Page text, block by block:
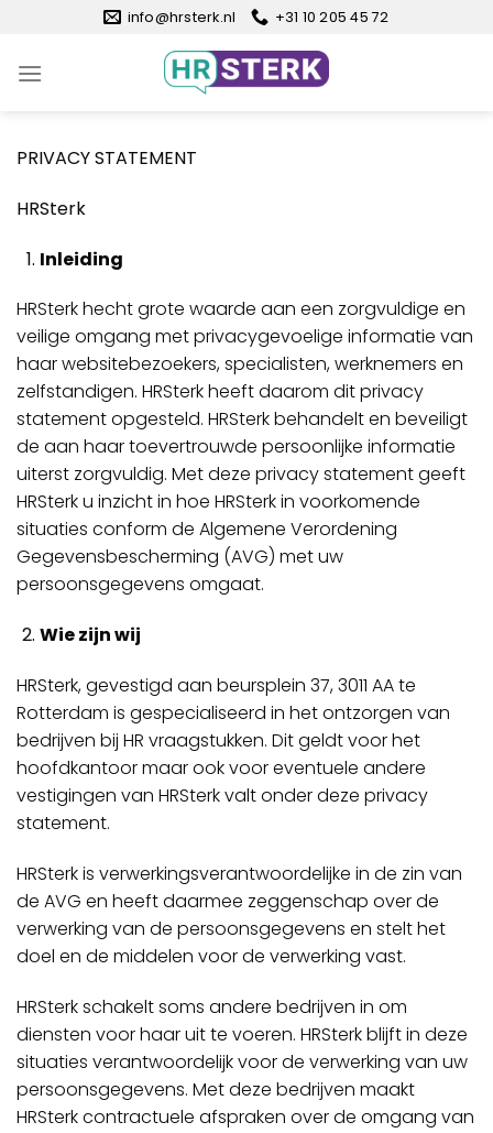
inhoud
info@hrsterk.nl +31 10 205 45 72
PRIVACY STATEMENT
HRSterk
Inleiding
HRSterk hecht grote waarde aan een zorgvuldige en
veilige omgang met privacygevoelige informatie van
haar websitebezoekers, specialisten, werknemers en
zelfstandigen. HRSterk heeft daarom dit privacy
statement opgesteld. HRSterk behandelt en beveiligt
de aan haar toevertrouwde persoonlijke informatie
uiterst zorgvuldig. Met deze privacy statement geeft
HRSterk u inzicht in hoe HRSterk in voorkomende
situaties conform de Algemene Verordening
Gegevensbescherming (AVG) met uw
persoonsgegevens omgaat.
Wie zijn wij
HRSterk, gevestigd aan beursplein 37, 3011 AA te
Rotterdam is gespecialiseerd in het ontzorgen van
bedrijven bij HR vraagstukken. Dit geldt voor het
hoofdkantoor maar ook voor eventuele andere
vestigingen van HRSterk valt onder deze privacy
statement.
HRSterk is verwerkingsverantwoordelijke in de zin van
de AVG en heeft daarmee zeggenschap over de
verwerking van de persoonsgegevens en stelt het
doel en de middelen voor de verwerking vast.
HRSterk schakelt soms andere bedrijven in om
diensten voor haar uit te voeren. HRSterk blijft in deze
situaties verantwoordelijk voor de verwerking van uw
persoonsgegevens. Met deze bedrijven maakt
HRSterk contractuele afspraken over de omgang van